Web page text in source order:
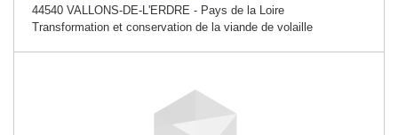
44540 VALLONS-DE-L'ERDRE - Pays de la Loire
Transformation et conservation de la viande de volaille